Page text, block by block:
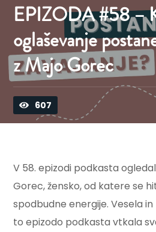
EPIZODA #58 –
oglaševanje
z Majo Gorec
607
V 58. epizodi podkasta
Gorec, žensko, od katere se
spodbudne energije. Vesela
to epizodo podkasta vtkala